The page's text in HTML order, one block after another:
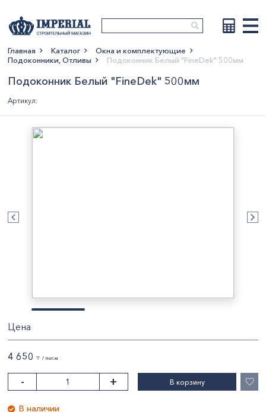
Главная Каталог
Окна и комплектующие
Подоконники, Отливы
Подоконник Белый "FineDek" 500мм
Подоконник Белый "FineDek" 500мм
Артикул:
Цена
4 650 〒 / пог.м
- + В корзину
В наличии